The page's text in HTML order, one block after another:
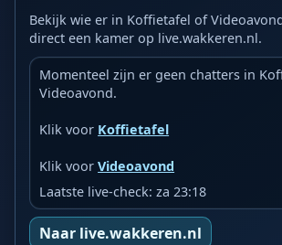
Bekijk wie er in Koffietafel of
direct een kamer op live.wakkeren.nl.
Momenteel zijn er geen chatters in
Videoavond.
Klik voor Koffietafel
Klik voorVideoavond
Laatste live-check: za 23:18
Naar live.wakkeren.nl